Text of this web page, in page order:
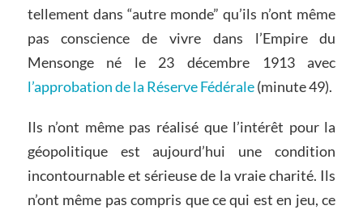
tellement dans “autre monde” qu’ils n’ont même
pas conscience de vivre dans l’Empire du
Mensonge né le 23 décembre 1913 avec
l’approbation de la Réserve Fédérale(minute 49).
Ils n’ont même pas réalisé que l’intérêt pour la
géopolitique est aujourd’hui une condition
incontournable et sérieuse de la vraie charité. Ils
n’ont même pas compris que ce qui est en jeu, ce